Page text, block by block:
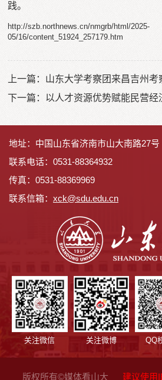
践。
http://szb.northnews.cn/nmgrb/html/2025-
05/16/content_51924_257179.htm
上一篇： 山东大学考察团来昌吉州考
下一篇：
地址：中国山东省济南市山大南路27号
联系电话：0531-88364932
传真：0531-88369969
联系信箱： xck@sdu.edu.cn
关注微信 关注微博 QQ
版权所有©媒体看山大 建议使用